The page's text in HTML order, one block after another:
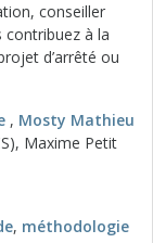
conseiller
à la
d’arrêté ou
, Mosty Mathieu
Maxime Petit
, méthodologie